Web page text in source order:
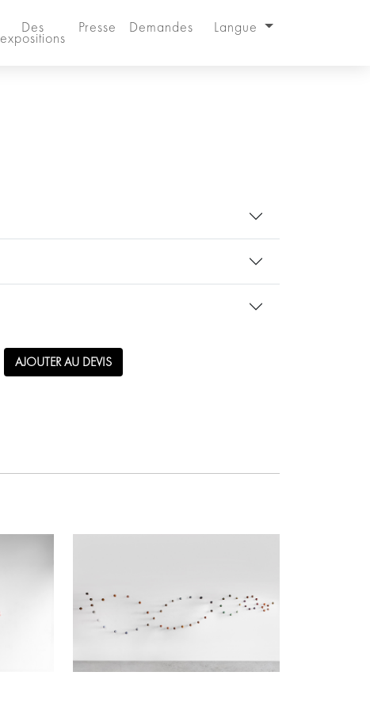
Des
expositions
Presse Demandes Langue
AJOUTER AU DEVIS